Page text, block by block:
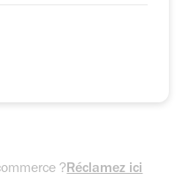
?Réclamez ici